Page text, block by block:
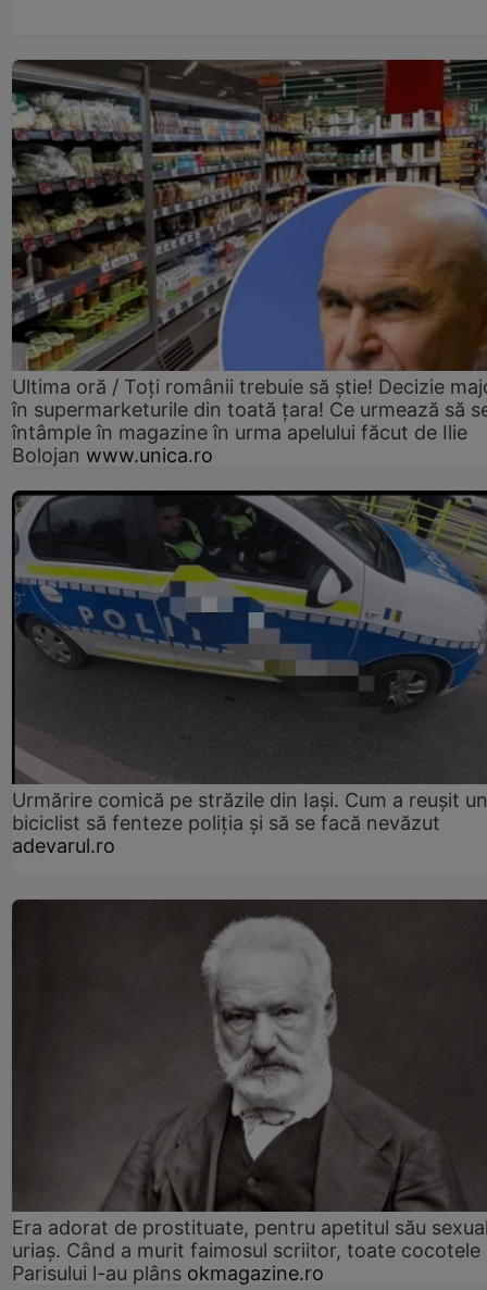
Ultima oră / Toți românii trebuie să știe! Decizie
în supermarketurile din toată țara! Ce urmează să
întâmple în magazine în urma apelului făcut de Ilie
Bolojan www.unica.ro
Urmărire comică pe străzile din Iași. Cum a reușit un
biciclist să fenteze poliția și să se facă nevăzut
adevarul.ro
Era adorat de prostituate, pentru apetitul său
uriaș. Când a murit faimosul scriitor, toate cocotele
Parisului l-au plâns okmagazine.ro